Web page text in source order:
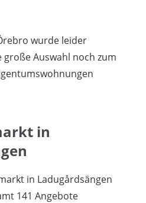
wurde leider
Auswahl noch zum
in
in Ladugårdsängen
141 Angebote